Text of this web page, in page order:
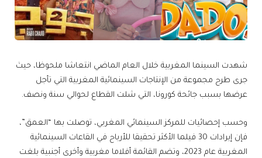
شهدت السينما المغربية خلال العام الماضي انتعاشا ملحوظا، حيث
جرى طرح مجموعة من الإنتاجات السينمائية المغربية التي تأجل
عرضها بسبب جائحة كورونا، التي شلت القطاع لحوالي سنة ونصف.
وحسب إحصائيات للمركز السينمائي المغربي، توصلت بها “العمق”،
فإن إيرادات 30 فيلما الأكثر تحقيقا للأرباح في القاعات السينمائية
المغربية عام 2023، وتضم القائمة أفلاما مغربية وأخرى أجنبية بلغت